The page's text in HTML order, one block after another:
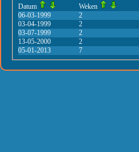
Datum Weken
06-03-1999
2
03-04-1999
2
03-07-1999
2
13-05-2000
2
05-01-2013
7